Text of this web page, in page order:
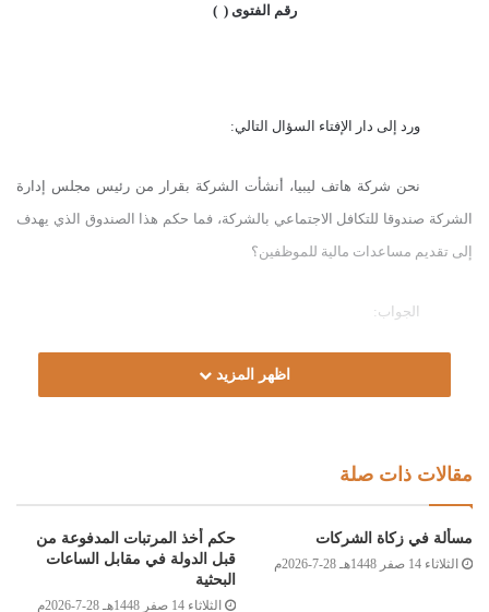
رقم الفتوى ( )
ورد إلى دار الإفتاء السؤال التالي:
نحن شركة هاتف ليبيا، أنشأت الشركة بقرار من رئيس مجلس إدارة
الشركة صندوقا للتكافل الاجتماعي بالشركة، فما حكم هذا الصندوق الذي يهدف
إلى تقديم مساعدات مالية للموظفين؟
الجواب:
الحمد لله، والصلاة والسلام على رسول الله، وعلى آله وصحبه ومن
أما بعد:
فما جاء في خطوات تأسيس هذا الصندوق لا حرج فيه شرعا، إذا كان
الصندوق سيكون عونا على تزويج العزب، وعلاج المريض، وعونا لمن تحمّل
حمالة أو احتاج مالا، فهذا أمر مشروع محمود من التعاون على البر والتقوى، قال
اظهر المزيد
مقالات ذات صلة
مسألة في زكاة الشركات
الثلاثاء 14 صفر 1448هـ 28-7-2026م
حكم أخذ المرتبات المدفوعة من
قبل الدولة في مقابل الساعات
البحثية
الثلاثاء 14 صفر 1448هـ 28-7-2026م